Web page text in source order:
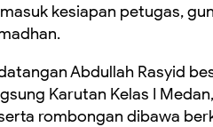
kesiapan petugas,
Abdullah Rasyid
Karutan Kelas I
rombongan dibawa